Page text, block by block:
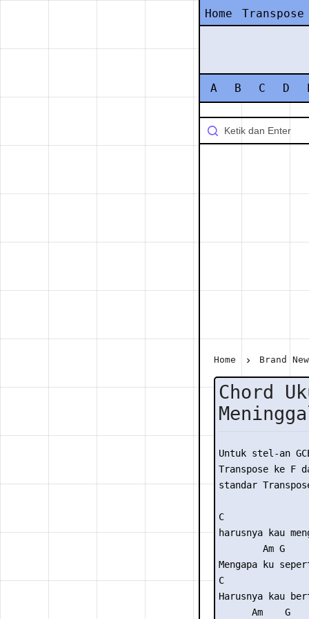
Home Transpose
A B C D
Home Brand
Chord
Untuk stel-an
Transpose ke F
standar
C
harusnya kau
Am G
Mengapa ku
C
Harusnya kau
Am    G